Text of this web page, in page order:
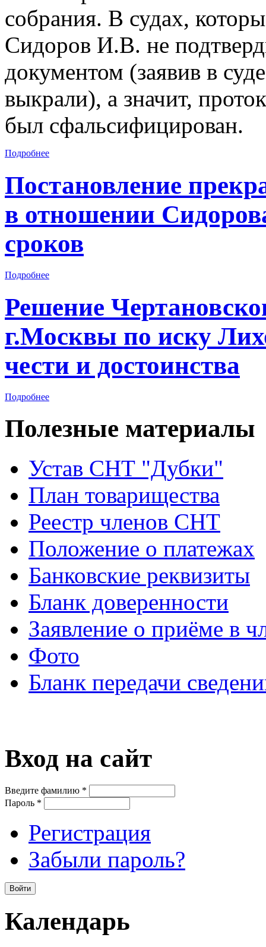
собрания. В судах,
Сидоров И.В. не
документом (заявив в
выкрали), а значит,
был сфальсифицирован.
Подробнее
Постановление
в отношении
сроков
Подробнее
Решение
г.Москвы по иску
чести и достоинства
Подробнее
Полезные материалы
Устав CНТ "Дубки"
План товарищества
Реестр членов CНТ
Положение о платежах
Банковские реквизиты
Бланк доверенности
Заявление о приёме в
Фото
Бланк передачи
Вход на сайт
Введите фамилию *
Пароль *
Регистрация
Забыли пароль?
Календарь